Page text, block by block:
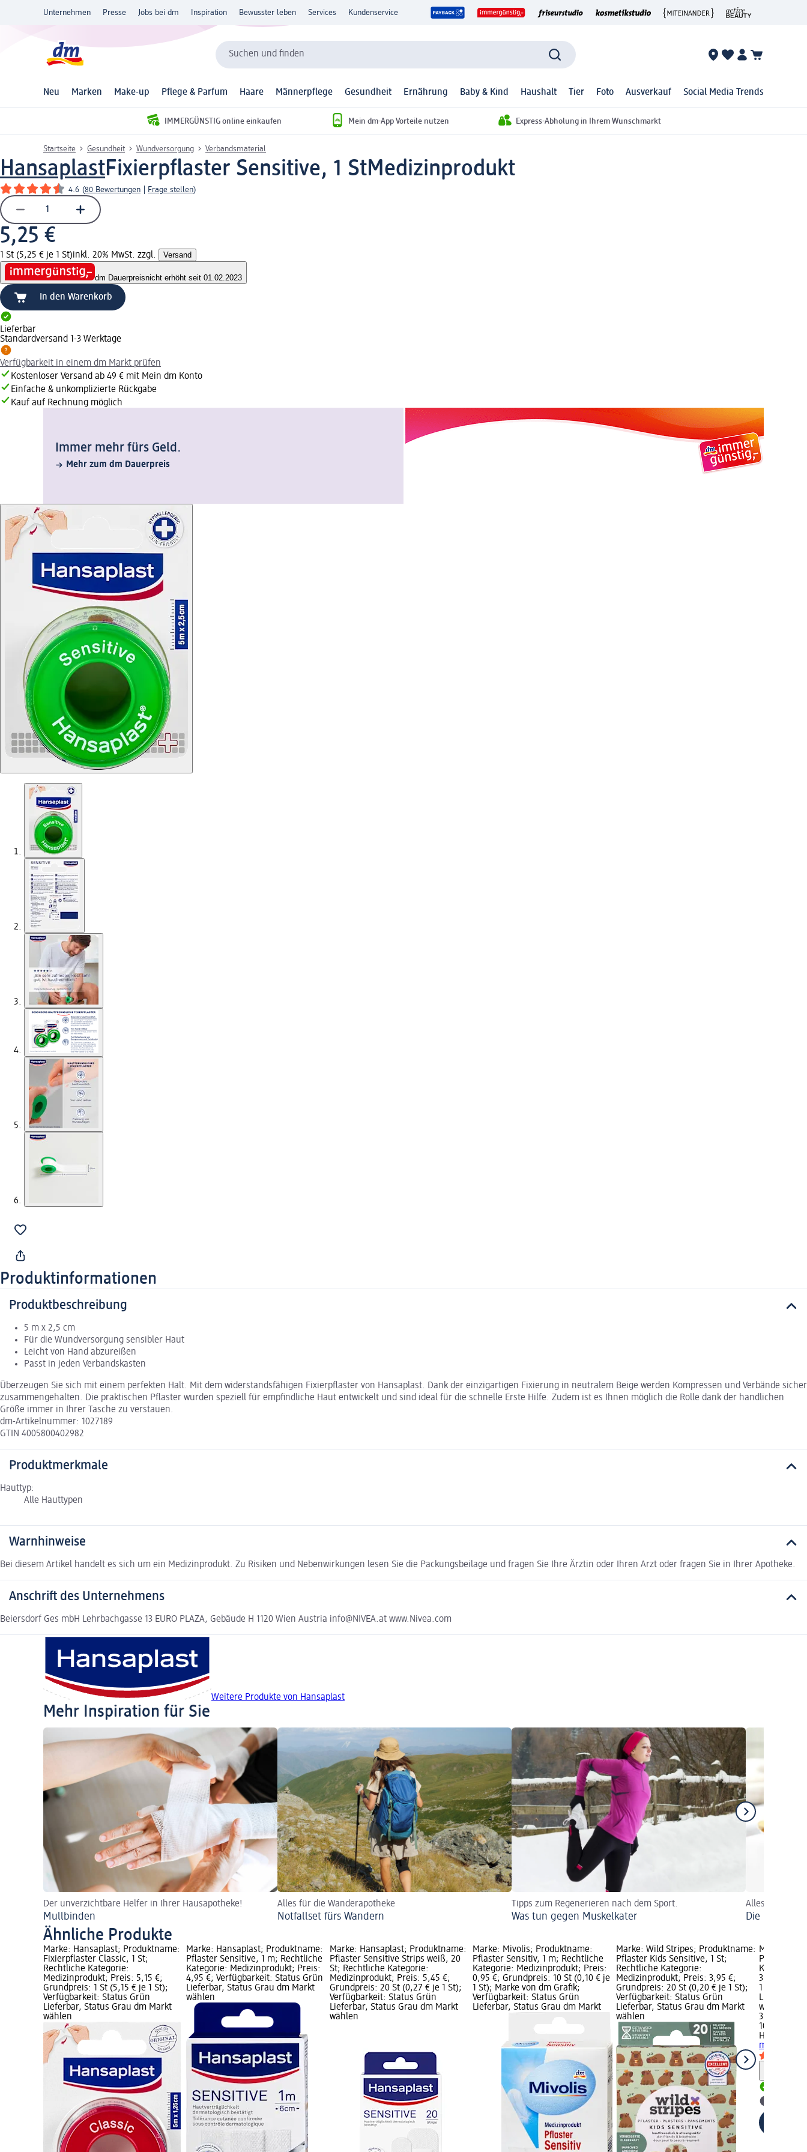
Unternehmen Presse Jobs bei dm Inspiration Bewusster leben Services Kundenservice
Suchen und finden
Neu Marken Make-up Pflege & Parfum Haare Männerpflege Gesundheit Ernährung Baby & Kind Haushalt Tier Foto Ausverkauf Social Media Trends
IMMERGÜNSTIG online einkaufen Mein dm-App Vorteile nutzen Express-Abholung in Ihrem Wunschmarkt
Startseite Gesundheit Wundversorgung Verbandsmaterial
HansaplastFixierpflaster Sensitive, 1 StMedizinprodukt
4.6 (80 Bewertungen Frage stellen)
5,25 €
1 St (5,25 € je 1 St)inkl. 20% MwSt. zzgl. Versand
dm Dauerpreisnicht erhöht seit 01.02.2023
In den Warenkorb
Lieferbar
Standardversand 1-3 Werktage
Verfügbarkeit in einem dm Markt prüfen
Kostenloser Versand ab 49 € mit Mein dm Konto
Einfache & unkomplizierte Rückgabe
Kauf auf Rechnung möglich
Immer mehr fürs Geld.
Mehr zum dm Dauerpreis
Produktinformationen
Produktbeschreibung
5 m x 2,5 cm
Für die Wundversorgung sensibler Haut
Leicht von Hand abzureißen
Passt in jeden Verbandskasten
Überzeugen Sie sich mit einem perfekten Halt. Mit dem widerstandsfähigen Fixierpflaster von Hansaplast. Dank der einzigartigen Fixierung in neutralem Beige werden Kompressen und Verbände sicher
zusammengehalten. Die praktischen Pflaster wurden speziell für empfindliche Haut entwickelt und sind ideal für die schnelle Erste Hilfe. Zudem ist es Ihnen möglich die Rolle dank der handlichen
Größe immer in Ihrer Tasche zu verstauen.
dm-Artikelnummer: 1027189
GTIN 4005800402982
Produktmerkmale
Hauttyp:
Alle Hauttypen
Warnhinweise
Bei diesem Artikel handelt es sich um ein Medizinprodukt. Zu Risiken und Nebenwirkungen lesen Sie die Packungsbeilage und fragen Sie Ihre Ärztin oder Ihren Arzt oder fragen Sie in Ihrer Apotheke.
Anschrift des Unternehmens
Beiersdorf Ges mbH Lehrbachgasse 13 EURO PLAZA, Gebäude H 1120 Wien Austria info@NIVEA.at www.Nivea.com
Weitere Produkte von Hansaplast
Mehr Inspiration für Sie
Der unverzichtbare Helfer in Ihrer Hausapotheke!
Mullbinden
Alles für die Wanderapotheke
Notfallset fürs Wandern
Tipps zum Regenerieren nach dem Sport.
Was tun gegen Muskelkater
Alles da? Der
Die perfekte
Ähnliche Produkte
Marke: Hansaplast; Produktname:
Fixierpflaster Classic, 1 St;
Rechtliche Kategorie:
Medizinprodukt; Preis: 5,15 €;
Grundpreis: 1 St (5,15 € je 1 St);
Verfügbarkeit: Status Grün
Lieferbar, Status Grau dm Markt
wählen
Marke: Hansaplast; Produktname:
Pflaster Sensitive, 1 m; Rechtliche
Kategorie: Medizinprodukt; Preis:
4,95 €; Verfügbarkeit: Status Grün
Lieferbar, Status Grau dm Markt
wählen
Marke: Hansaplast; Produktname:
Pflaster Sensitive Strips weiß, 20
St; Rechtliche Kategorie:
Medizinprodukt; Preis: 5,45 €;
Grundpreis: 20 St (0,27 € je 1 St);
Verfügbarkeit: Status Grün
Lieferbar, Status Grau dm Markt
wählen
Marke: Mivolis; Produktname:
Pflaster Sensitiv, 1 m; Rechtliche
Kategorie: Medizinprodukt; Preis:
0,95 €; Grundpreis: 10 St (0,10 € je
1 St); Marke von dm Grafik;
Verfügbarkeit: Status Grün
Lieferbar, Status Grau dm Markt
Marke: Wild Stripes; Produktname:
Pflaster Kids Sensitive, 1 St;
Rechtliche Kategorie:
Medizinprodukt; Preis: 3,95 €;
Grundpreis: 20 St (0,20 € je 1 St);
Verfügbarkeit: Status Grün
Lieferbar, Status Grau dm Markt
wählen
Marke:
Pflaster
Kategorie:
3,95 €;
1 St);
Lieferbar,
wählen
3,95 €
10 St (0,40
Hansaplast
m